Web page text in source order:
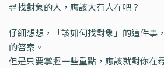
尋找對象的人，應該大有人在吧？
仔細想想，「該如何找對象」的這件事
的答案。
但是只要掌握一些重點，應該就對你在